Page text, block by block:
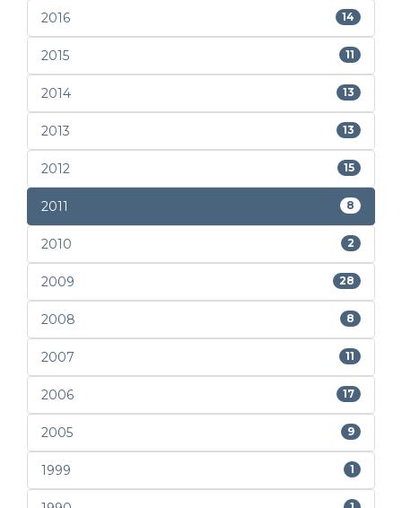
2016 14
2015 11
2014 13
2013 13
2012 15
2011 8
2010 2
2009 28
2008 8
2007 11
2006 17
2005 9
1999 1